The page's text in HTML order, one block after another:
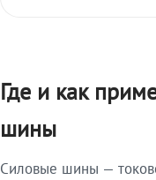
Где и как
шины
Силовые шины —